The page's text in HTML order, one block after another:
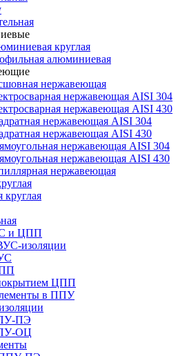
круглая
алюминиевая
нержавеющая
нержавеющая AISI 304
нержавеющая AISI 430
нержавеющая AISI 304
нержавеющая AISI 430
нержавеющая AISI 304
нержавеющая AISI 430
нержавеющая
круглая
и ЦПП
изоляции
ЦПП
в ППУ
ПЭ
ОЦ